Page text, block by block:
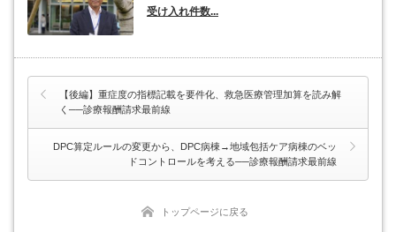
受け入れ件数...
【後編】重症度の指標記載を要件化、救急医療管理加算を読み解
く──診療報酬請求最前線
DPC算定ルールの変更から、DPC病棟→地域包括ケア病棟のベッ
ドコントロールを考える──診療報酬請求最前線
トップページに戻る